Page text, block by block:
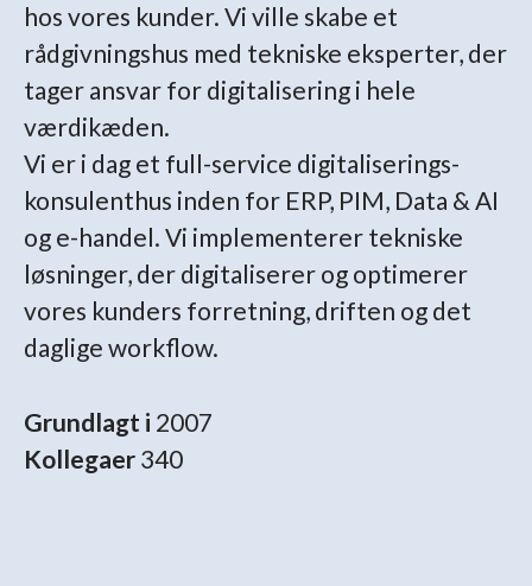
hos vores kunder. Vi ville skabe et
rådgivningshus med tekniske eksperter, der
tager ansvar for digitalisering i hele
værdikæden.
Vi er i dag et full-service digitaliserings-
konsulenthus inden for ERP, PIM, Data & AI
og e-handel. Vi implementerer tekniske
løsninger, der digitaliserer og optimerer
vores kunders forretning, driften og det
daglige workflow.
Grundlagt i 2007
Kollegaer 340